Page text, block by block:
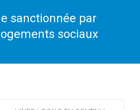
sanctionnée par
sociaux